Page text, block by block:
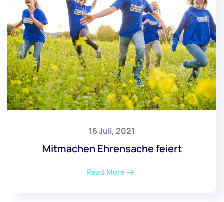
16 Juli, 2021
Mitmachen Ehrensache feiert
Read More